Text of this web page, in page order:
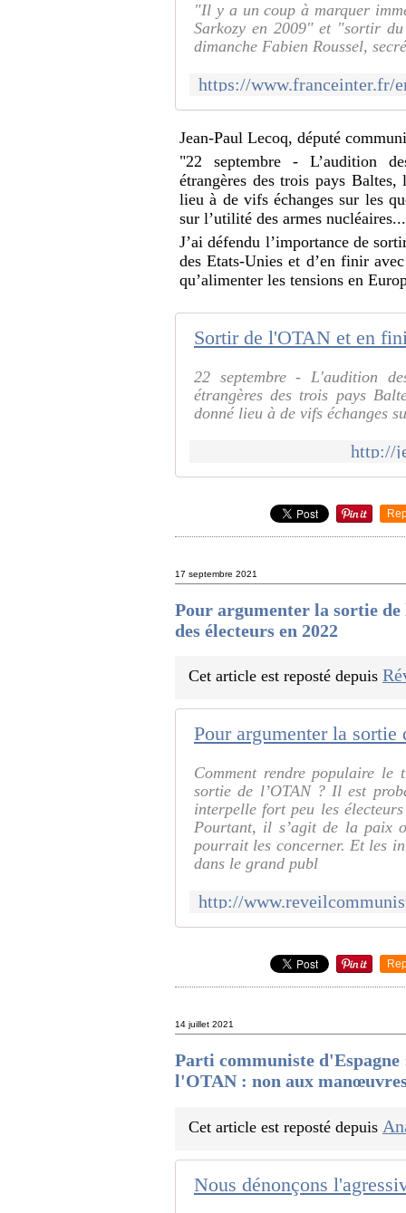
"Il y a un coup à marquer
Sarkozy en 2009" et "sortir
dimanche Fabien Roussel,
Jean-Paul Lecoq, député
"22 septembre - L’audition
étrangères des trois pays
lieu à de vifs échanges sur les
sur l’utilité des armes nucléaires...
J’ai défendu l’importance de
des Etats-Unies et d’en finir
qu’alimenter les tensions en
Sortir de l'OTAN et en
22 septembre - L'audition
étrangères des trois pays
donné lieu à de vifs échanges
http://
17 septembre 2021
Pour argumenter la sortie
des électeurs en 2022
Cet article est reposté depuis
Comment rendre populaire le
sortie de l’OTAN ? Il est
interpelle fort peu les
Pourtant, il s’agit de la paix
pourrait les concerner. Et les
dans le grand publ
14 juillet 2021
Parti communiste d'Espagne
l'OTAN : non aux
Cet article est reposté depuis